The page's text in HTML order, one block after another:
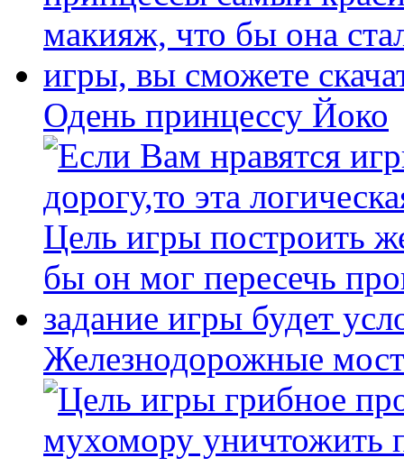
Одень принцессу Йоко
Железнодорожные